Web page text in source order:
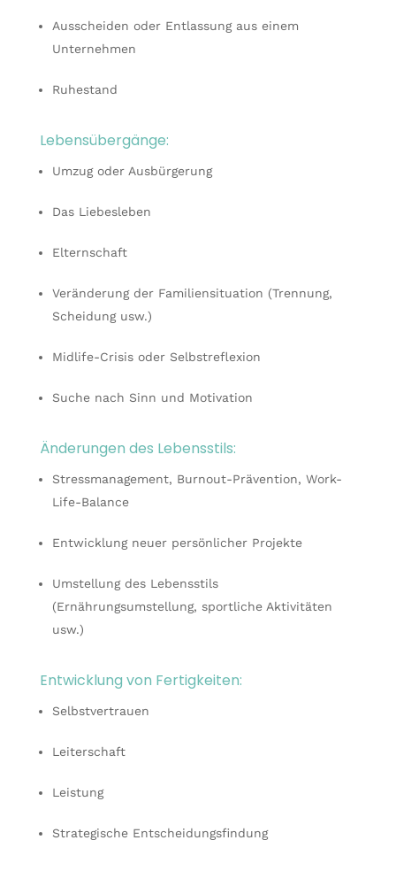
Ausscheiden oder Entlassung aus einem
Unternehmen
Ruhestand
Lebensübergänge:
Umzug oder Ausbürgerung
Das Liebesleben
Elternschaft
Veränderung der Familiensituation (Trennung,
Scheidung usw.)
Midlife-Crisis oder Selbstreflexion
Suche nach Sinn und Motivation
Änderungen des Lebensstils:
Stressmanagement, Burnout-Prävention, Work-
Life-Balance
Entwicklung neuer persönlicher Projekte
Umstellung des Lebensstils
(Ernährungsumstellung, sportliche Aktivitäten
usw.)
Entwicklung von Fertigkeiten:
Selbstvertrauen
Leiterschaft
Leistung
Strategische Entscheidungsfindung